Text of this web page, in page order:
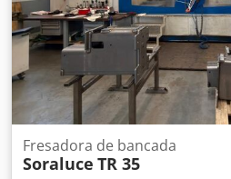
Fresadora de bancada
Soraluce TR 35